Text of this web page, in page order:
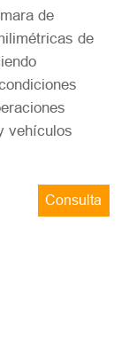
de
de
vehículos
Consulta
antes